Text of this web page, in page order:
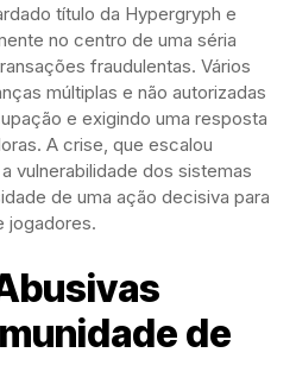
título da Hypergryph e
no centro de uma séria
fraudulentas. Vários
múltiplas e não autorizadas
e exigindo uma resposta
A crise, que escalou
vulnerabilidade dos sistemas
de uma ação decisiva para
jogadores.
de